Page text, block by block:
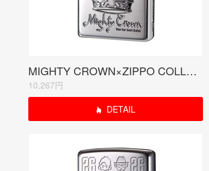
MIGHTY CROWN×ZIPPO COLLABORATION MODEL(受注生産限定品)
10,267円
DETAIL